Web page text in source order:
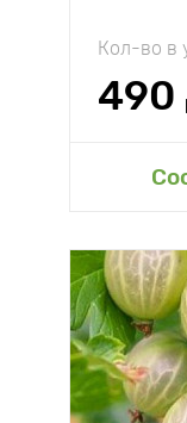
Кол-во в
490